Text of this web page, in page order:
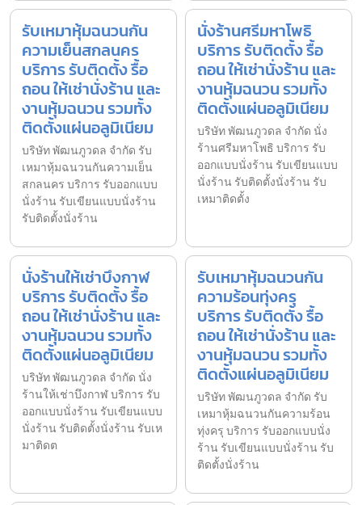
รับเหมาหุ้มฉนวนกัน
ความเย็นสกลนคร
บริการ รับติดตั้ง รื้อ
ถอน ให้เช่านั่งร้าน และ
งานหุ้มฉนวน รวมทั้ง
ติดตั้งแผ่นอลูมิเนียม
บริษัท พัฒนภูวดล จำกัด รับ
เหมาหุ้มฉนวนกันความเย็น
สกลนคร บริการ รับออกแบบ
นั่งร้าน รับเขียนแบบนั่งร้าน
รับติดตั้งนั่งร้าน
นั่งร้านศรีมหาโพธิ
บริการ รับติดตั้ง รื้อ
ถอน ให้เช่านั่งร้าน และ
งานหุ้มฉนวน รวมทั้ง
ติดตั้งแผ่นอลูมิเนียม
บริษัท พัฒนภูวดล จำกัด นั่ง
ร้านศรีมหาโพธิ บริการ รับ
ออกแบบนั่งร้าน รับเขียนแบบ
นั่งร้าน รับติดตั้งนั่งร้าน รับ
เหมาติดตั้ง
นั่งร้านให้เช่าบึงกาฬ
บริการ รับติดตั้ง รื้อ
ถอน ให้เช่านั่งร้าน และ
งานหุ้มฉนวน รวมทั้ง
ติดตั้งแผ่นอลูมิเนียม
บริษัท พัฒนภูวดล จำกัด นั่ง
ร้านให้เช่าบึงกาฬ บริการ รับ
ออกแบบนั่งร้าน รับเขียนแบบ
นั่งร้าน รับติดตั้งนั่งร้าน รับเห
มาติดต
รับเหมาหุ้มฉนวนกัน
ความร้อนทุ่งครุ
บริการ รับติดตั้ง รื้อ
ถอน ให้เช่านั่งร้าน และ
งานหุ้มฉนวน รวมทั้ง
ติดตั้งแผ่นอลูมิเนียม
บริษัท พัฒนภูวดล จำกัด รับ
เหมาหุ้มฉนวนกันความร้อน
ทุ่งครุ บริการ รับออกแบบนั่ง
ร้าน รับเขียนแบบนั่งร้าน รับ
ติดตั้งนั่งร้าน